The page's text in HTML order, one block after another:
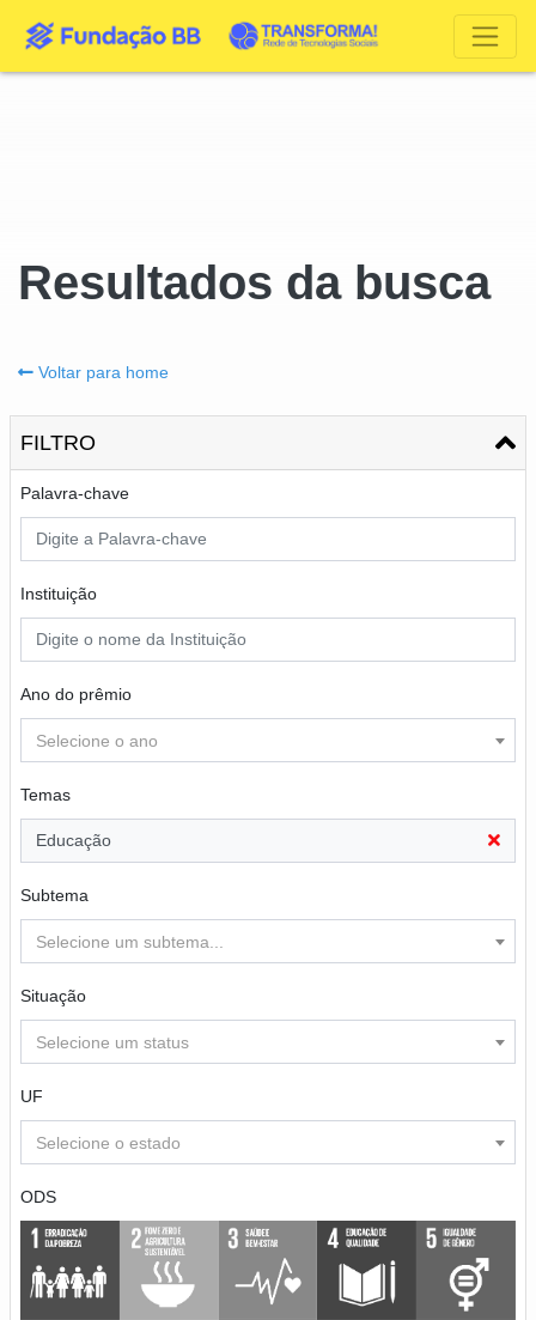
Resultados da busca
Voltar para home
FILTRO
Palavra-chave
Instituição
Ano do prêmio
Selecione o ano
Temas
Educação
Subtema
Selecione um subtema...
Situação
Selecione um status
UF
Selecione o estado
ODS